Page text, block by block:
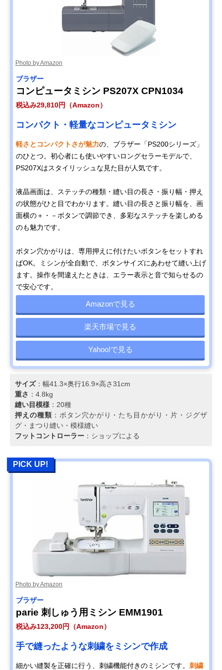
Photo by Amazon
‎ブラザー
コンピュータミシン PS207X CPN1034
税込み29,810円（Amazon）
コンパクト・軽量なコンピュータミシン
軽さとコンパクトさが魅力の、ブラザー「PS200シリーズ」
のひとつ。初心者にも使いやすいロングセラーモデルで、
PS207Xはスタイリッシュな見た目が人気です。
液晶画面は、ステッチの種類・縫い目の長さ・振り幅・押え
の状態がひと目でわかります。縫い目の長さと振り幅を、画
面横の＋・－ボタンで調節でき、多彩なステッチを楽しめる
のも魅力です。
ボタン穴かがりは、専用押えに付けたいボタンをセットすれ
ばOK。ミシンが全自動で、ボタンサイズにあわせて縫い上げ
ます。操作を間違えたときは、エラー表示と音で知らせるの
で安心です。
Amazonで見る
楽天市場で見る
Yahoo!で見る
サイズ：幅41.3×奥行16.9×高さ31cm
重さ ：4.8kg
縫い目模様 ：20種
押えの種類 ：ボタン穴かがり・たち目かがり・片・ジグザ
グ・まつり縫い・模様縫い
フットコントローラー ：ショップによる
PICK UP!
Photo by Amazon
ブラザー
parie 刺しゅう用ミシン EMM1901
税込み123,200円（Amazon）
手で縫ったような刺繍をミシンで作成
細かい縫製を正確に行う、刺繍機能付きのミシンです。 刺繍